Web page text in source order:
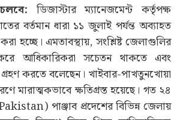
ডিজাস্টার ম্যানেজমেন্ট কর্তৃপক্ষ
বর্তমান ধারা ১১ জুলাই পর্যন্ত অব্যাহত
হচ্ছে। এমতাবস্থায়, সংশ্লিষ্ট জেলাগুলির
আধিকারিকরা সচেতন থাকতে এবং
করতে বলেছেন। খাইবার-পাখতুনখোয়া
মারাত্মকভাবে ক্ষতিগ্রস্ত হয়েছে। গত ২৪
পাঞ্জাব প্রদেশের বিভিন্ন জেলায়